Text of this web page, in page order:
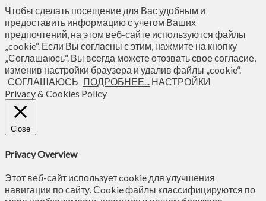
Чтобы сделать посещение для Вас удобным и
предоставить информацию с учетом Ваших
предпочтений, на этом веб-сайте используются файлы
„cookie“. Если Вы согласны с этим, нажмите на кнопку
„Соглашаюсь“. Вы всегда можете отозвать свое согласие,
изменив настройки браузера и удалив файлы „cookie“.
СОГЛАШАЮСЬ ПОДРОБНЕЕ... НАСТРОЙКИ
Privacy & Cookies Policy
Close
Privacy Overview
Этот веб-сайт использует cookie для улучшения
навигации по сайту. Сookie файлы классифицируются по